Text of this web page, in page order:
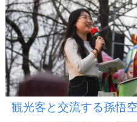
観光客と交流する孫悟